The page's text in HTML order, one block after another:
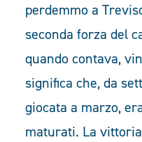
perdemmo a
seconda forza del
quando contava,
significa che, da
giocata a marzo,
maturati. La